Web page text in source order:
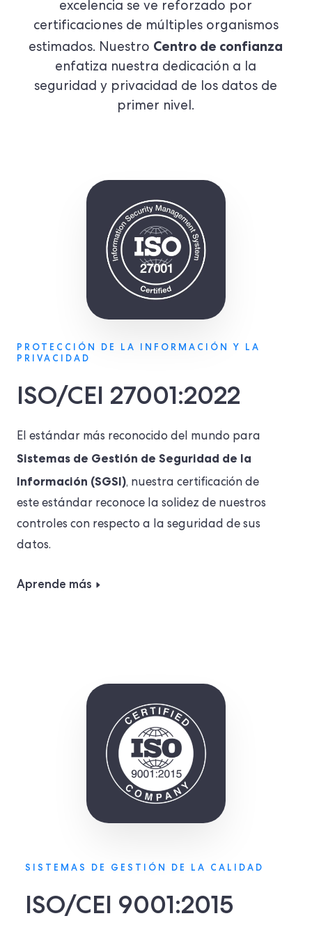
excelencia se ve reforzado por
certificaciones de múltiples organismos
estimados. Nuestro Centro de confianza
enfatiza nuestra dedicación a la
seguridad y privacidad de los datos de
primer nivel.
PROTECCIÓN DE LA INFORMACIÓN Y LA
PRIVACIDAD
ISO/CEI 27001:2022
El estándar más reconocido del mundo para
Sistemas de Gestión de Seguridad de la
Información (SGSI), nuestra certificación de
este estándar reconoce la solidez de nuestros
controles con respecto a la seguridad de sus
datos.
Aprende más
SISTEMAS DE GESTIÓN DE LA CALIDAD
ISO/CEI 9001:2015